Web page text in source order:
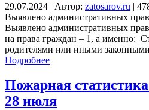
29.07.2024 | Автор: zatosarov.ru |
Выявлено административных
Выявлено административных
на права граждан – 1, а именно:
родителями или иными
Подробнее
Пожарная
28 июля